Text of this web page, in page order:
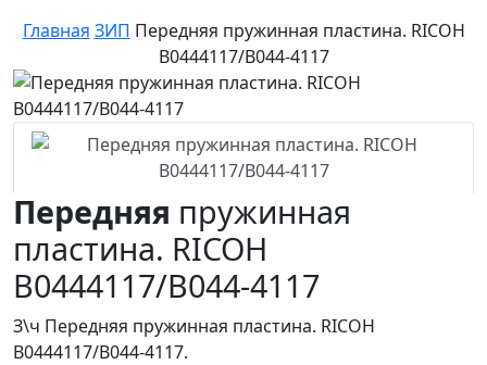
Главная ЗИП Передняя пружинная пластина. RICOH
B0444117/B044-4117
Передняя пружинная
пластина. RICOH
B0444117/B044-4117
З\ч Передняя пружинная пластина. RICOH
B0444117/B044-4117.